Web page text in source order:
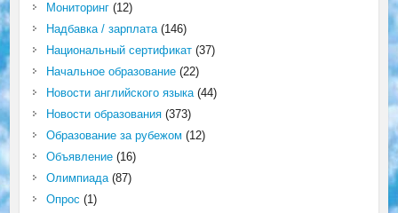
Мониторинг(12)
Надбавка / зарплата(146)
Национальный сертификат(37)
Начальное образование(22)
Новости английского языка(44)
Новости образования(373)
Образование за рубежом (12)
Объявление(16)
Олимпиада(87)
Опрос (1)